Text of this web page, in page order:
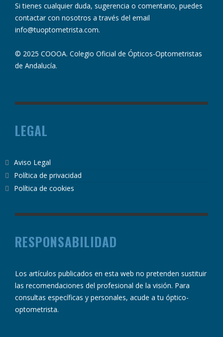
Si tienes cualquier duda, sugerencia o comentario, puedes
contactar con nosotros a través del email
info@tuoptometrista.com.
© 2025 COOOA. Colegio Oficial de Ópticos-Optometristas
de Andalucía.
LEGAL
Aviso Legal
Política de privacidad
Política de cookies
RESPONSABILIDAD
Los artículos publicados en esta web no pretenden sustituir
las recomendaciones del profesional de la visión. Para
consultas específicas y personales, acude a tu óptico-
optometrista.